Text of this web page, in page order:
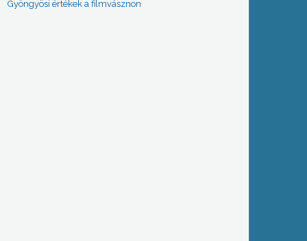
Gyöngyösi értékek a filmvásznon